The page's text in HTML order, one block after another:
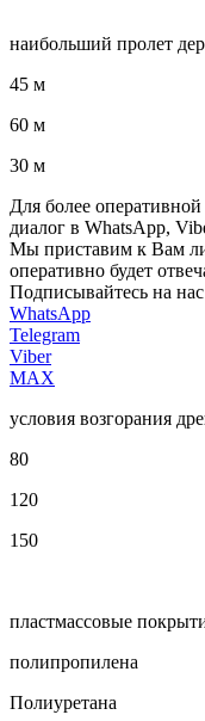
наибольший пролет
45 м
60 м
30 м
Для более оперативной
диалог в WhatsApp,
Мы приставим к Вам
оперативно будет
Подписывайтесь на
WhatsApp
Telegram
Viber
MAX
условия возгорания
80
120
150
пластмассовые
полипропилена
Полиуретана